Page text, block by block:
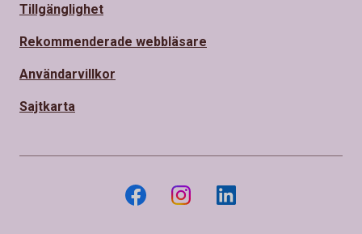
Tillgänglighet
Rekommenderade webbläsare
Användarvillkor
Sajtkarta